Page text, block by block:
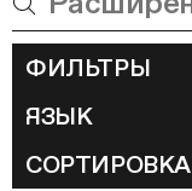
ФИЛЬТРЫ
ЯЗЫК
СОРТИРОВКА